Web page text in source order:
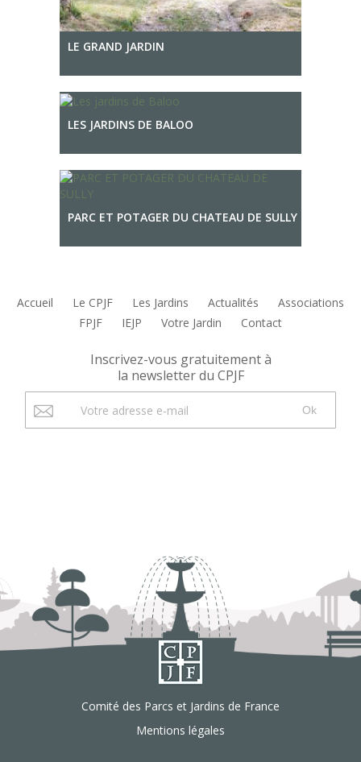
LE GRAND JARDIN
LES JARDINS DE BALOO
PARC ET POTAGER DU CHATEAU DE SULLY
Accueil Le CPJF Les Jardins Actualités
Associations
FPJF
IEJP Votre Jardin Contact
Inscrivez-vous gratuitement à
la newsletter du CPJF
Ok
Comité des Parcs et Jardins de France
Mentions légales